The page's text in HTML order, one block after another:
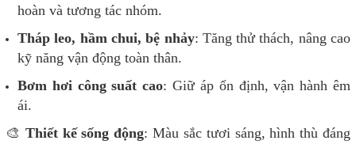
hoàn và tương tác nhóm.
Tháp leo, hầm chui, bệ nhảy: Tăng thử thách, nâng cao
kỹ năng vận động toàn thân.
Bơm hơi công suất cao: Giữ áp ổn định, vận hành êm
ái.
🎨 Thiết kế sống động: Màu sắc tươi sáng, hình thù đáng